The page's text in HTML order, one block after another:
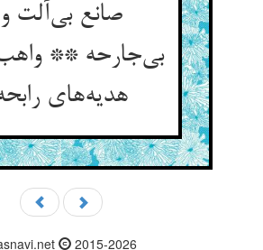
صانع بی‌‌آلت و
بی‌‌جارحه **
2015-2026